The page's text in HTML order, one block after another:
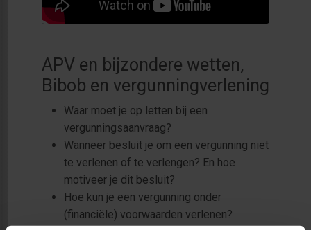
APV en bijzondere wetten,
Bibob en vergunningverlening
Waar moet je op letten bij een
vergunningsaanvraag?
Wanneer besluit je om een vergunning niet
te verlenen of te verlengen? En hoe
motiveer je dit besluit?
Hoe kun je een vergunning onder
(financiële) voorwaarden verlenen?